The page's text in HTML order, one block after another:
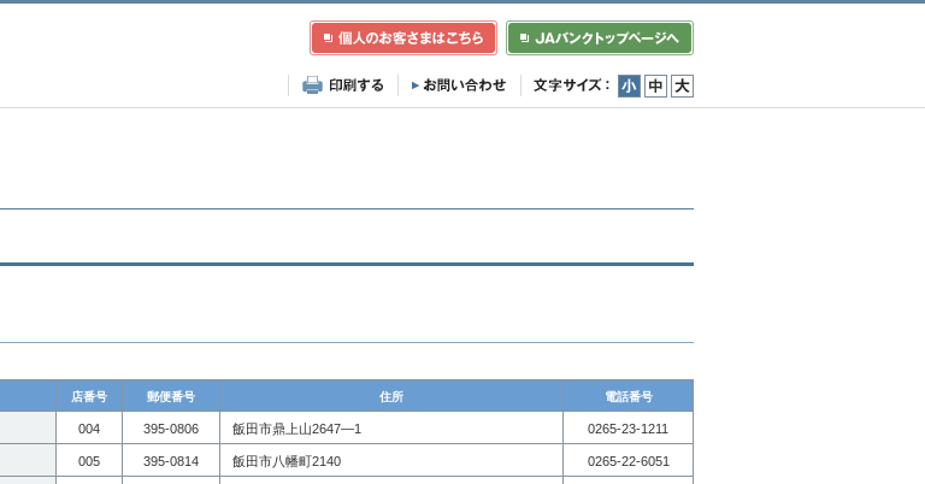
小 中 大
店番号 郵便番号 住所 電話番号
004 395-0806 飯田市鼎上山2647―1 0265-23-1211
005 395-0814 飯田市八幡町2140 0265-22-6051